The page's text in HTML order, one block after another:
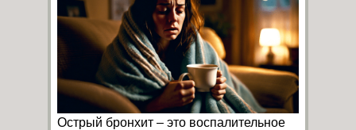
Острый бронхит – это воспалительное